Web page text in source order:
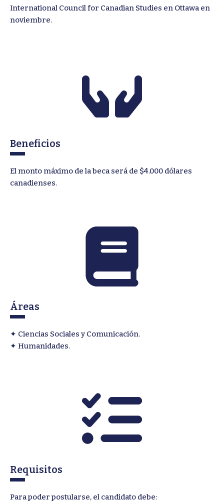
International Council for Canadian Studies en Ottawa en
noviembre.
Beneficios
El monto máximo de la beca será de $4.000 dólares
canadienses.
Áreas
✦ Ciencias Sociales y Comunicación.
✦ Humanidades.
Requisitos
Para poder postularse, el candidato debe: